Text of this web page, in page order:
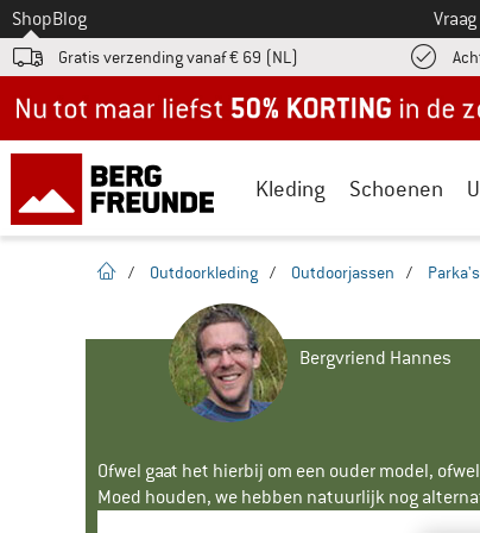
Naar
ShopBlog
Gratis verzending vanaf € 69 (NL)
Kleding Schoenen
Startpagina
/ Outdoorkleding / Outdoorjassen / Parka's
Bergvriend Hannes
Ofwel gaat het hierbij om een ouder model,
Moed houden, we hebben natuurlijk nog